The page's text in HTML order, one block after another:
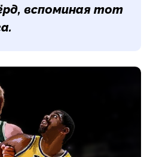
вспоминая тот